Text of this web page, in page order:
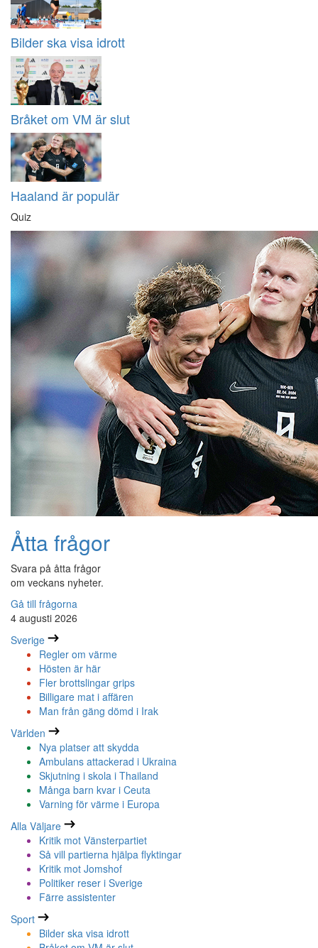
Bilder ska visa idrott
Bråket om VM är slut
Haaland är populär
Quiz
Åtta frågor
Svara på åtta frågor
om veckans nyheter.
Gå till frågorna
4 augusti 2026
Sverige
Regler om värme
Hösten är här
Fler brottslingar grips
Billigare mat i affären
Man från gäng dömd i Irak
Världen
Nya platser att skydda
Ambulans attackerad i Ukraina
Skjutning i skola i Thailand
Många barn kvar i Ceuta
Varning för värme i Europa
Alla Väljare
Kritik mot Vänsterpartiet
Så vill partierna hjälpa flyktingar
Kritik mot Jomshof
Politiker reser i Sverige
Färre assistenter
Sport
Bilder ska visa idrott